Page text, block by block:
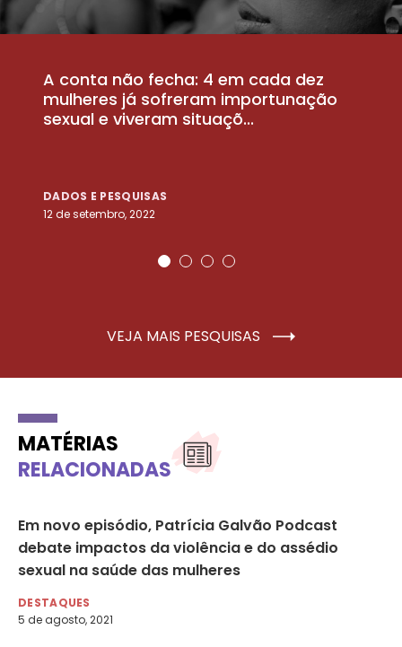
A conta não fecha: 4 em cada dez
mulheres já sofreram importunação
sexual e viveram situaçõ...
DADOS E PESQUISAS
12 de setembro, 2022
VEJA MAIS PESQUISAS
MATÉRIAS
RELACIONADAS
Em novo episódio, Patrícia Galvão Podcast
debate impactos da violência e do assédio
sexual na saúde das mulheres
DESTAQUES
5 de agosto, 2021